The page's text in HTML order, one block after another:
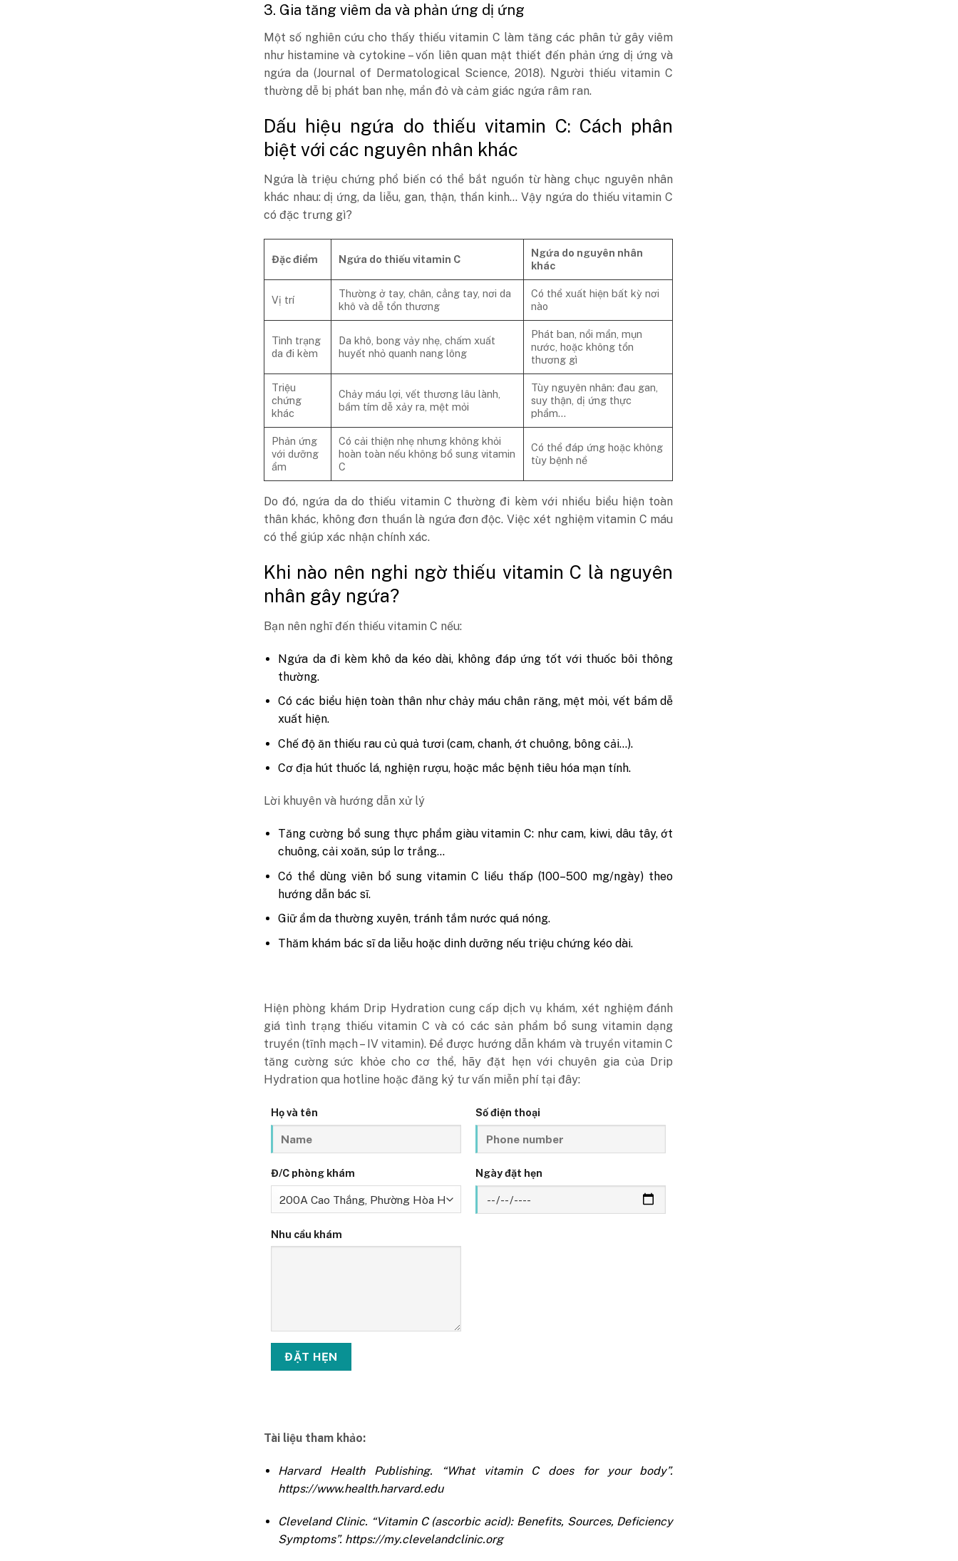
3. Gia tăng viêm da và phản ứng dị ứng
Một số nghiên cứu cho thấy thiếu vitamin C làm tăng các phân tử gây viêm
như histamine và cytokine – vốn liên quan mật thiết đến phản ứng dị ứng và
ngứa da (Journal of Dermatological Science, 2018). Người thiếu vitamin C
thường dễ bị phát ban nhẹ, mẩn đỏ và cảm giác ngứa râm ran.
Dấu hiệu ngứa do thiếu vitamin C: Cách phân
biệt với các nguyên nhân khác
Ngứa là triệu chứng phổ biến có thể bắt nguồn từ hàng chục nguyên nhân
khác nhau: dị ứng, da liễu, gan, thận, thần kinh… Vậy ngứa do thiếu vitamin C
có đặc trưng gì?
Đặc điểm Ngứa do thiếu vitamin C
Ngứa do nguyên nhân
khác
Vị trí
Thường ở tay, chân, cẳng tay, nơi da
khô và dễ tổn thương
Có thể xuất hiện bất kỳ nơi
nào
Tình trạng
da đi kèm
Da khô, bong vảy nhẹ, chấm xuất
huyết nhỏ quanh nang lông
Phát ban, nổi mẩn, mụn
nước, hoặc không tổn
thương gì
Triệu
chứng
khác
Chảy máu lợi, vết thương lâu lành,
bầm tím dễ xảy ra, mệt mỏi
Tùy nguyên nhân: đau gan,
suy thận, dị ứng thực
phẩm…
Phản ứng
với dưỡng
ẩm
Có cải thiện nhẹ nhưng không khỏi
hoàn toàn nếu không bổ sung vitamin
C
Có thể đáp ứng hoặc không
tùy bệnh nề
Do đó, ngứa da do thiếu vitamin C thường đi kèm với nhiều biểu hiện toàn
thân khác, không đơn thuần là ngứa đơn độc. Việc xét nghiệm vitamin C máu
có thể giúp xác nhận chính xác.
Khi nào nên nghi ngờ thiếu vitamin C là nguyên
nhân gây ngứa?
Bạn nên nghĩ đến thiếu vitamin C nếu:
Ngứa da đi kèm khô da kéo dài, không đáp ứng tốt với thuốc bôi thông
thường.
Có các biểu hiện toàn thân như chảy máu chân răng, mệt mỏi, vết bầm dễ
xuất hiện.
Chế độ ăn thiếu rau củ quả tươi (cam, chanh, ớt chuông, bông cải…).
Cơ địa hút thuốc lá, nghiện rượu, hoặc mắc bệnh tiêu hóa mạn tính.
Lời khuyên và hướng dẫn xử lý
Tăng cường bổ sung thực phẩm giàu vitamin C: như cam, kiwi, dâu tây, ớt
chuông, cải xoăn, súp lơ trắng…
Có thể dùng viên bổ sung vitamin C liều thấp (100–500 mg/ngày) theo
hướng dẫn bác sĩ.
Giữ ẩm da thường xuyên, tránh tắm nước quá nóng.
Thăm khám bác sĩ da liễu hoặc dinh dưỡng nếu triệu chứng kéo dài.
Hiện phòng khám Drip Hydration cung cấp dịch vụ khám, xét nghiệm đánh
giá tình trạng thiếu vitamin C và có các sản phẩm bổ sung vitamin dạng
truyền (tĩnh mạch – IV vitamin). Để được hướng dẫn khám và truyền vitamin C
tăng cường sức khỏe cho cơ thể, hãy đặt hẹn với chuyên gia của Drip
Hydration qua hotline hoặc đăng ký tư vấn miễn phí tại đây:
Họ và tên Số điện thoại
Đ/C phòng khám Ngày đặt hẹn
Nhu cầu khám
Tài liệu tham khảo:
Harvard Health Publishing. “What vitamin C does for your body”.
https://www.health.harvard.edu
Cleveland Clinic. “Vitamin C (ascorbic acid): Benefits, Sources, Deficiency
Symptoms”. https://my.clevelandclinic.org